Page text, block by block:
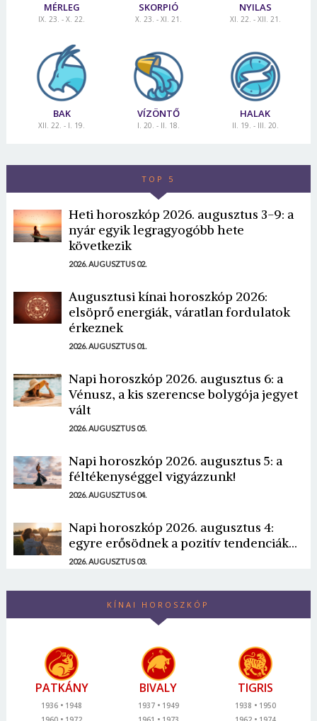
MÉRLEG
IX. 23. - X. 22.
SKORPIÓ
X. 23. - XI. 21.
NYILAS
XI. 22. - XII. 21.
BAK
XII. 22. - I. 19.
VÍZÖNTŐ
I. 20. - II. 18.
HALAK
II. 19. - III. 20.
TOP 5
Heti horoszkóp 2026. augusztus 3-9: a
nyár egyik legragyogóbb hete
következik
2026. AUGUSZTUS 02.
Augusztusi kínai horoszkóp 2026:
elsöprő energiák, váratlan fordulatok
érkeznek
2026. AUGUSZTUS 01.
Napi horoszkóp 2026. augusztus 6: a
Vénusz, a kis szerencse bolygója jegyet
vált
2026. AUGUSZTUS 05.
Napi horoszkóp 2026. augusztus 5: a
féltékenységgel vigyázzunk!
2026. AUGUSZTUS 04.
Napi horoszkóp 2026. augusztus 4:
egyre erősödnek a pozitív tendenciák...
2026. AUGUSZTUS 03.
KÍNAI HOROSZKÓP
PATKÁNY
1936
1948
BIVALY
1937
1949
TIGRIS
1938
1950